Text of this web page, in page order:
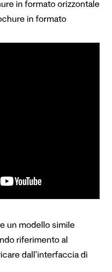
in formato orizzontale
in formato
un modello simile
riferimento al
dall’interfaccia di